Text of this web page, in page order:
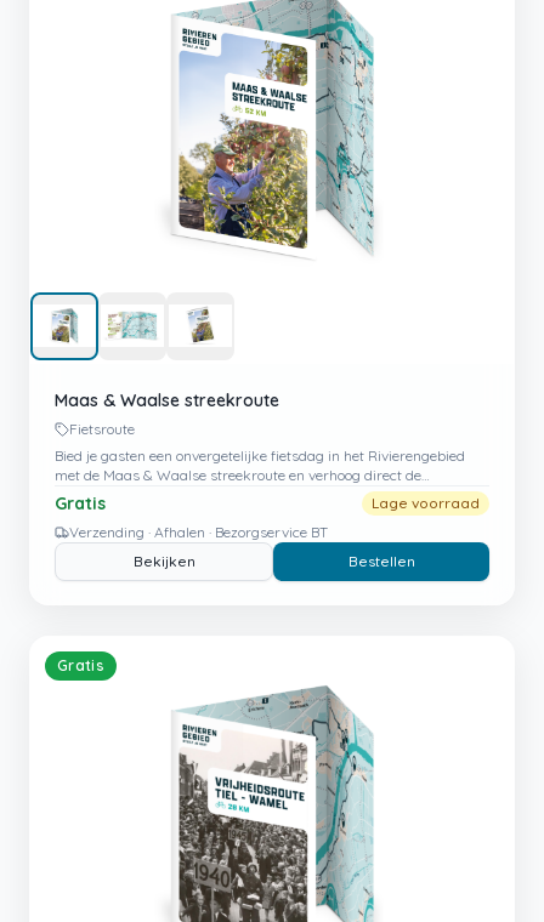
Maas & Waalse streekroute
Fietsroute
Bied je gasten een onvergetelijke fietsdag in het Rivierengebied
met de Maas & Waalse streekroute en verhoog direct de
gastbeleving op jouw locatie.
Gratis
Lage voorraad
Verzending · Afhalen · Bezorgservice BT
Bekijken
Bestellen
Gratis